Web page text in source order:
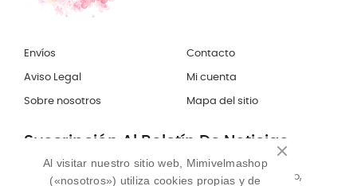
Envíos
Aviso Legal
Sobre nosotros
Contacto
Mi cuenta
Mapa del sitio
Suscripción Al Boletín De Noticias
Puede darse de baja en cualquier momento. Para ello,
Al visitar nuestro sitio web, Mimivelmashop
(«nosotros») utiliza cookies propias y de